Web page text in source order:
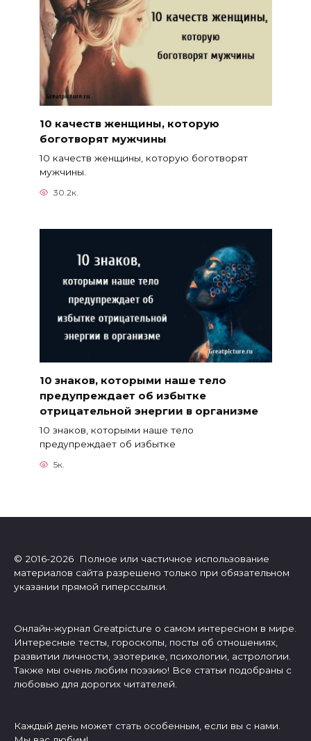
10 качеств женщины, которую
боготворят мужчины
10 качеств женщины, которую боготворят
мужчины.
30.2к.
10 знаков, которыми наше тело
предупреждает об избытке
отрицательной энергии в организме
10 знаков, которыми наше тело
предупреждает об избытке
5к.
© 2016-2026 Полное или частичное использование
материалов сайта разрешено только при обязательном
указании прямой гиперссылки.
Онлайн-журнал Greatpicture о самом интересном в мире.
Интересные тесты, гороскопы, посты об отношениях,
развитии личности, эзотерике, психологии, астрологии.
Также мы очень любим поэзию! Все статьи подобраны с
любовью для дорогих читателей.
Каждый день может стать особенным, если вы с нами.